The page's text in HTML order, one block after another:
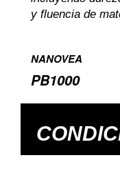
y fluencia de
NANOVEA
PB1000